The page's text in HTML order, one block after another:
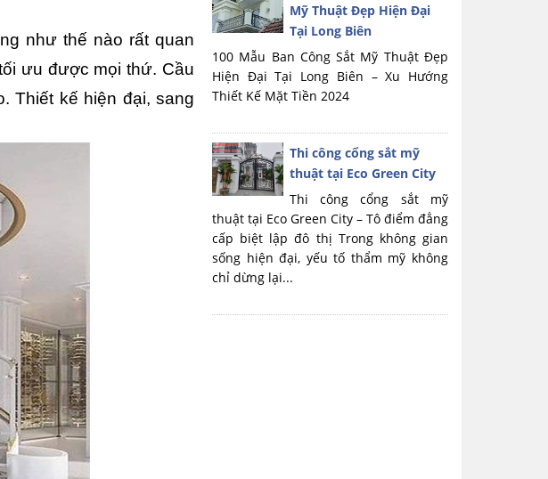
như thế nào rất quan
ưu được mọi thứ. Cầu
Thiết kế hiện đại, sang
Mỹ Thuật Đẹp Hiện Đại
Tại Long Biên
100 Mẫu Ban Công Sắt Mỹ Thuật Đẹp
Hiện Đại Tại Long Biên – Xu Hướng
Thiết Kế Mặt Tiền 2024
Thi công cổng sắt mỹ
thuật tại Eco Green City
Thi công cổng sắt mỹ
thuật tại Eco Green City – Tô điểm đẳng
cấp biệt lập đô thị Trong không gian
sống hiện đại, yếu tố thẩm mỹ không
chỉ dừng lại...